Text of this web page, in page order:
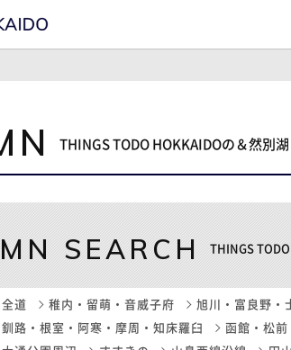
THINGS TODO HOKKAIDOの＆然別
SEARCH THINGS
全道 稚内・留萌・音威子府 旭川・富良野・
釧路・根室・阿寒・摩周・知床羅臼
函館・松前